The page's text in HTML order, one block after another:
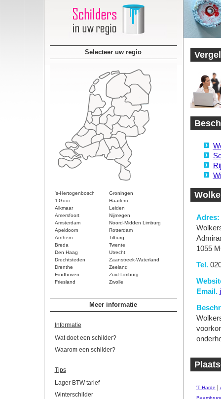
Selecteer uw regio
's-Hertogenbosch
Groningen
't Gooi
Haarlem
Alkmaar
Leiden
Amersfoort
Nijmegen
Amsterdam
Noord-Midden Limburg
Apeldoorn
Rotterdam
Arnhem
Tilburg
Breda
Twente
Den Haag
Utrecht
Drechtsteden
Zaanstreek-Waterland
Drenthe
Zeeland
Eindhoven
Zuid-Limburg
Friesland
Zwolle
Meer informatie
Informatie
Wat doet een schilder?
Waarom een schilder?
Tips
Lager BTW tarief
Winterschilder
Adres:
1055
Tel.
Email.
'T Harde